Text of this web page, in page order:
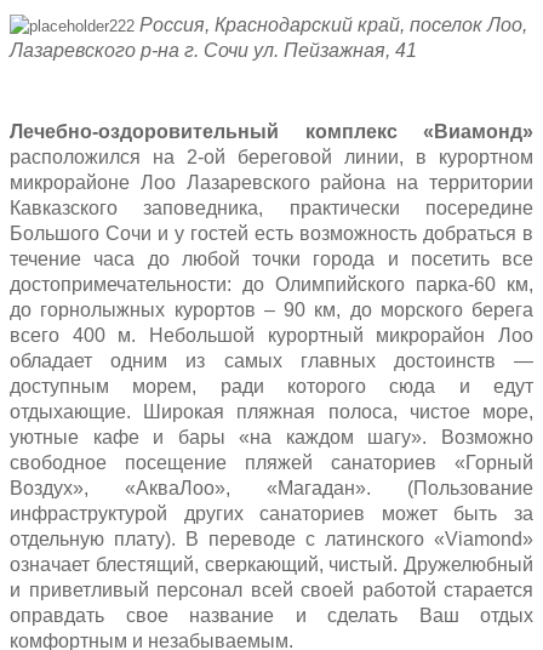
Россия, Краснодарский край, поселок Лоо,
Лазаревского р-на г. Сочи ул. Пейзажная, 41
Лечебно-оздоровительный комплекс «Виамонд»
расположился на 2-ой береговой линии, в курортном
микрорайоне Лоо Лазаревского района на территории
Кавказского заповедника, практически посередине
Большого Сочи и у гостей есть возможность добраться в
течение часа до любой точки города и посетить все
достопримечательности: до Олимпийского парка-60 км,
до горнолыжных курортов – 90 км, до морского берега
всего 400 м. Небольшой курортный микрорайон Лоо
обладает одним из самых главных достоинств —
доступным морем, ради которого сюда и едут
отдыхающие. Широкая пляжная полоса, чистое море,
уютные кафе и бары «на каждом шагу». Возможно
свободное посещение пляжей санаториев «Горный
Воздух», «АкваЛоо», «Магадан». (Пользование
инфраструктурой других санаториев может быть за
отдельную плату). В переводе с латинского «Viamond»
означает блестящий, сверкающий, чистый. Дружелюбный
и приветливый персонал всей своей работой старается
оправдать свое название и сделать Ваш отдых
комфортным и незабываемым.